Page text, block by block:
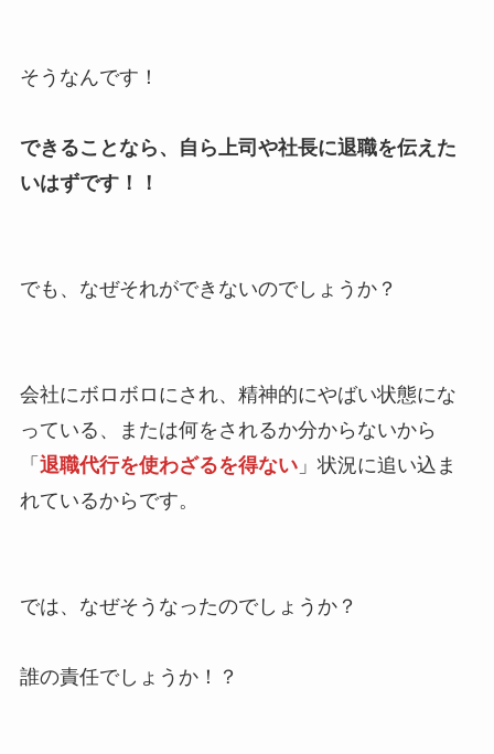
そうなんです！
できることなら、自ら上司や社長に退職を伝えた
いはずです！！
でも、なぜそれができないのでしょうか？
会社にボロボロにされ、精神的にやばい状態にな
っている、または何をされるか分からないから
「 退職代行を使わざるを得ない」状況に追い込ま
れているからです。
では、なぜそうなったのでしょうか？
誰の責任でしょうか！？